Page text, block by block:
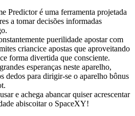
Predictor é uma ferramenta projetada
a tomar decisões informadas
puerilidade apostar com
criancice apostas que aproveitando
forma divertida que consciente.
esperanças neste aparelho,
dedos para dirigir-se o aparelho bônus
e achega abancar quiser acrescentar
abiscoitar o SpaceXY!